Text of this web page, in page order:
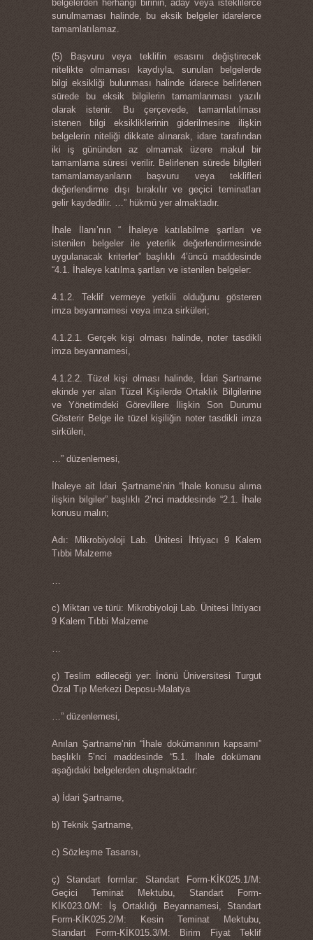
belgelerden herhangi birinin, aday veya isteklilerce
sunulmaması halinde, bu eksik belgeler idarelerce
tamamlatılamaz.
(5) Başvuru veya teklifin esasını değiştirecek
nitelikte olmaması kaydıyla, sunulan belgelerde
bilgi eksikliği bulunması halinde idarece belirlenen
sürede bu eksik bilgilerin tamamlanması yazılı
olarak istenir. Bu çerçevede, tamamlatılması
istenen bilgi eksikliklerinin giderilmesine ilişkin
belgelerin niteliği dikkate alınarak, idare tarafından
iki iş gününden az olmamak üzere makul bir
tamamlama süresi verilir. Belirlenen sürede bilgileri
tamamlamayanların başvuru veya teklifleri
değerlendirme dışı bırakılır ve geçici teminatları
gelir kaydedilir. …” hükmü yer almaktadır.
İhale İlanı’nın “ İhaleye katılabilme şartları ve
istenilen belgeler ile yeterlik değerlendirmesinde
uygulanacak kriterler” başlıklı 4’üncü maddesinde
“4.1. İhaleye katılma şartları ve istenilen belgeler:
4.1.2. Teklif vermeye yetkili olduğunu gösteren
imza beyannamesi veya imza sirküleri;
4.1.2.1. Gerçek kişi olması halinde, noter tasdikli
imza beyannamesi,
4.1.2.2. Tüzel kişi olması halinde, İdari Şartname
ekinde yer alan Tüzel Kişilerde Ortaklık Bilgilerine
ve Yönetimdeki Görevlilere İlişkin Son Durumu
Gösterir Belge ile tüzel kişiliğin noter tasdikli imza
sirküleri,
…” düzenlemesi,
İhaleye ait İdari Şartname’nin “İhale konusu alıma
ilişkin bilgiler” başlıklı 2’nci maddesinde “2.1. İhale
konusu malın;
Adı: Mikrobiyoloji Lab. Ünitesi İhtiyacı 9 Kalem
Tıbbi Malzeme
…
c) Miktarı ve türü: Mikrobiyoloji Lab. Ünitesi İhtiyacı
9 Kalem Tıbbi Malzeme
…
ç) Teslim edileceği yer: İnönü Üniversitesi Turgut
Özal Tıp Merkezi Deposu-Malatya
…” düzenlemesi,
Anılan Şartname’nin “İhale dokümanının kapsamı”
başlıklı 5’nci maddesinde “5.1. İhale dokümanı
aşağıdaki belgelerden oluşmaktadır:
a) İdari Şartname,
b) Teknik Şartname,
c) Sözleşme Tasarısı,
ç) Standart formlar: Standart Form-KİK025.1/M:
Geçici Teminat Mektubu, Standart Form-
KİK023.0/M: İş Ortaklığı Beyannamesi, Standart
Form-KİK025.2/M: Kesin Teminat Mektubu,
Standart Form-KİK015.3/M: Birim Fiyat Teklif